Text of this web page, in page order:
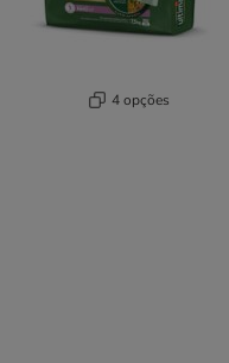
4 opções